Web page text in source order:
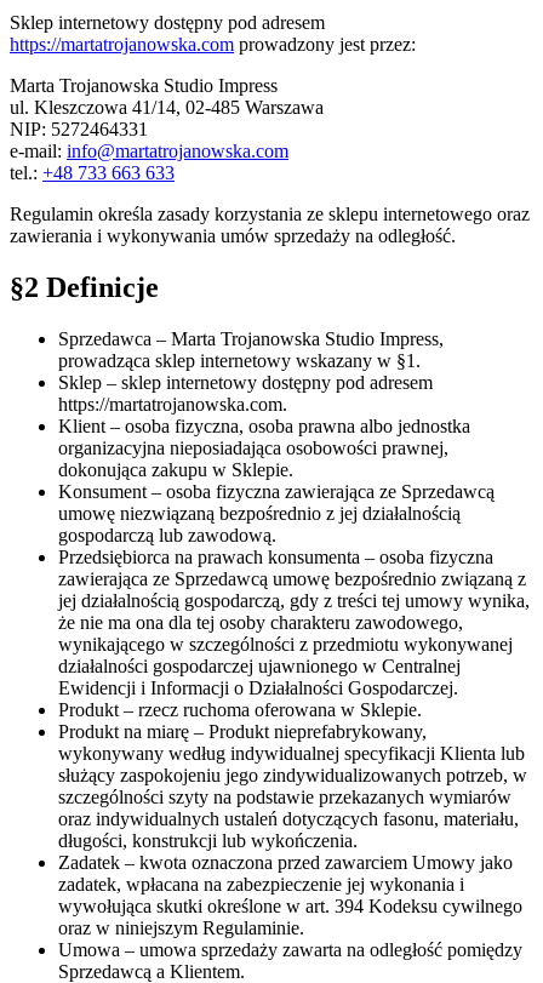
Sklep internetowy dostępny pod adresem
https://martatrojanowska.com prowadzony jest przez:
Marta Trojanowska Studio Impress
ul. Kleszczowa 41/14, 02-485 Warszawa
NIP: 5272464331
e-mail: info@martatrojanowska.com
tel.: +48 733 663 633
Regulamin określa zasady korzystania ze sklepu internetowego oraz
zawierania i wykonywania umów sprzedaży na odległość.
§2 Definicje
Sprzedawca – Marta Trojanowska Studio Impress,
prowadząca sklep internetowy wskazany w §1.
Sklep – sklep internetowy dostępny pod adresem
https://martatrojanowska.com.
Klient – osoba fizyczna, osoba prawna albo jednostka
organizacyjna nieposiadająca osobowości prawnej,
dokonująca zakupu w Sklepie.
Konsument – osoba fizyczna zawierająca ze Sprzedawcą
umowę niezwiązaną bezpośrednio z jej działalnością
gospodarczą lub zawodową.
Przedsiębiorca na prawach konsumenta – osoba fizyczna
zawierająca ze Sprzedawcą umowę bezpośrednio związaną z
jej działalnością gospodarczą, gdy z treści tej umowy wynika,
że nie ma ona dla tej osoby charakteru zawodowego,
wynikającego w szczególności z przedmiotu wykonywanej
działalności gospodarczej ujawnionego w Centralnej
Ewidencji i Informacji o Działalności Gospodarczej.
Produkt – rzecz ruchoma oferowana w Sklepie.
Produkt na miarę – Produkt nieprefabrykowany,
wykonywany według indywidualnej specyfikacji Klienta lub
służący zaspokojeniu jego zindywidualizowanych potrzeb, w
szczególności szyty na podstawie przekazanych wymiarów
oraz indywidualnych ustaleń dotyczących fasonu, materiału,
długości, konstrukcji lub wykończenia.
Zadatek – kwota oznaczona przed zawarciem Umowy jako
zadatek, wpłacana na zabezpieczenie jej wykonania i
wywołująca skutki określone w art. 394 Kodeksu cywilnego
oraz w niniejszym Regulaminie.
Umowa – umowa sprzedaży zawarta na odległość pomiędzy
Sprzedawcą a Klientem.